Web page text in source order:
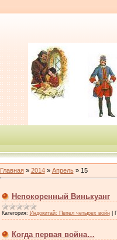
Главная» 2014 » Апрель » 15
Непокоренный Винькуанг
Категория: Индокитай: Пепел четырех войн
Когда первая война…